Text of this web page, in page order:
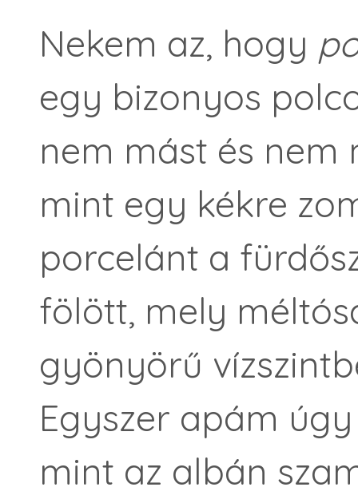
Nekem az, hogy
egy bizonyos
nem mást és nem
mint egy kékre
porcelánt a
fölött, mely
gyönyörű
Egyszer apám
mint az albán